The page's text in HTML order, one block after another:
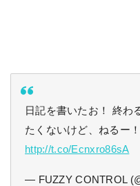
日記を書いたお！ 終わ
たくないけど、ねるー
http://t.co/Ecnxro86sA
— FUZZY CONTROL